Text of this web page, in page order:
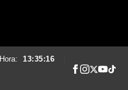
Hora: 13:35:17